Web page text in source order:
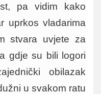
pa vidim kako
uprkos vladarima
stvara uvjete za
gdje su bili logori
obilazak
u svakom ratu